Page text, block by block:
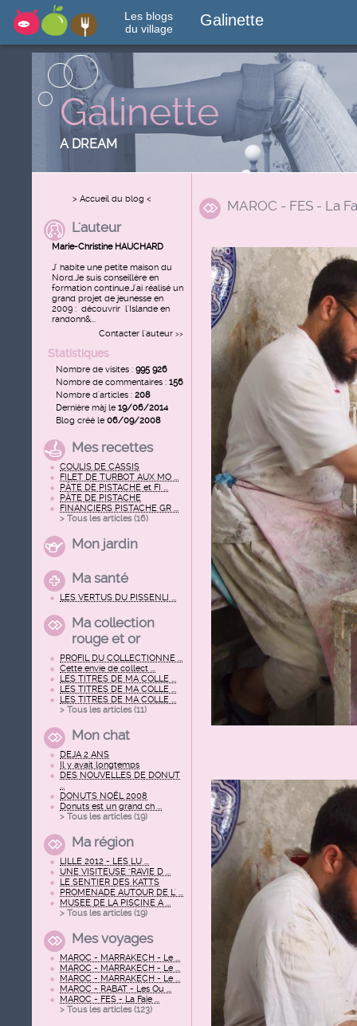
Les blogs
du village
Galinette
Galinette
A DREAM
> Accueil du blog <
L'auteur
Marie-Christine HAUCHARD
J' habite une petite maison du
Nord.Je suis conseillère en
formation continue.J'ai réalisé un
grand projet de jeunesse en
2009 : découvrir l'Islande en
randonn&...
Contacter l'auteur >>
Statistiques
Nombre de visites : 995 926
Nombre de commentaires : 156
Nombre d'articles : 208
Dernière màj le19/06/2014
Blog créé le06/09/2008
Mes recettes
COULIS DE CASSIS
FILET DE TURBOT AUX MO ...
PÂTE DE PISTACHE et FI ...
PÂTE DE PISTACHE
FINANCIERS PISTACHE GR ...
> Tous les articles (16)
Mon jardin
Ma santé
LES VERTUS DU PISSENLI ...
Ma collection
rouge et or
PROFIL DU COLLECTIONNE ...
Cette envie de collect ...
LES TITRES DE MA COLLE ...
LES TITRES DE MA COLLE ...
LES TITRES DE MA COLLE ...
> Tous les articles (11)
Mon chat
DEJA 2 ANS
Il y avait longtemps
DES NOUVELLES DE DONUT
...
DONUTS NOËL 2008
Donuts est un grand ch ...
> Tous les articles (19)
Ma région
LILLE 2012 - LES LU ...
UNE VISITEUSE "RAVIE D ...
LE SENTIER DES KATTS
PROMENADE AUTOUR DE L' ...
MUSEE DE LA PISCINE A ...
> Tous les articles (19)
Mes voyages
MAROC - MARRAKECH - Le ...
MAROC - MARRAKECH - Le ...
MAROC - MARRAKECH - Le ...
MAROC - RABAT - Les Ou ...
MAROC - FES - La Faïe ...
> Tous les articles (123)
MAROC - FES - La